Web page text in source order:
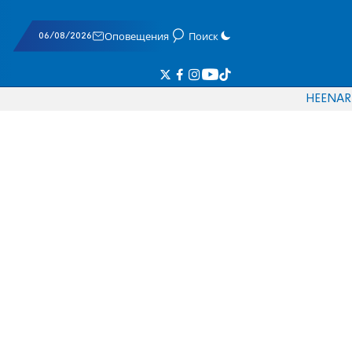
06/08/2026 Оповещения Поиск
HEENAR